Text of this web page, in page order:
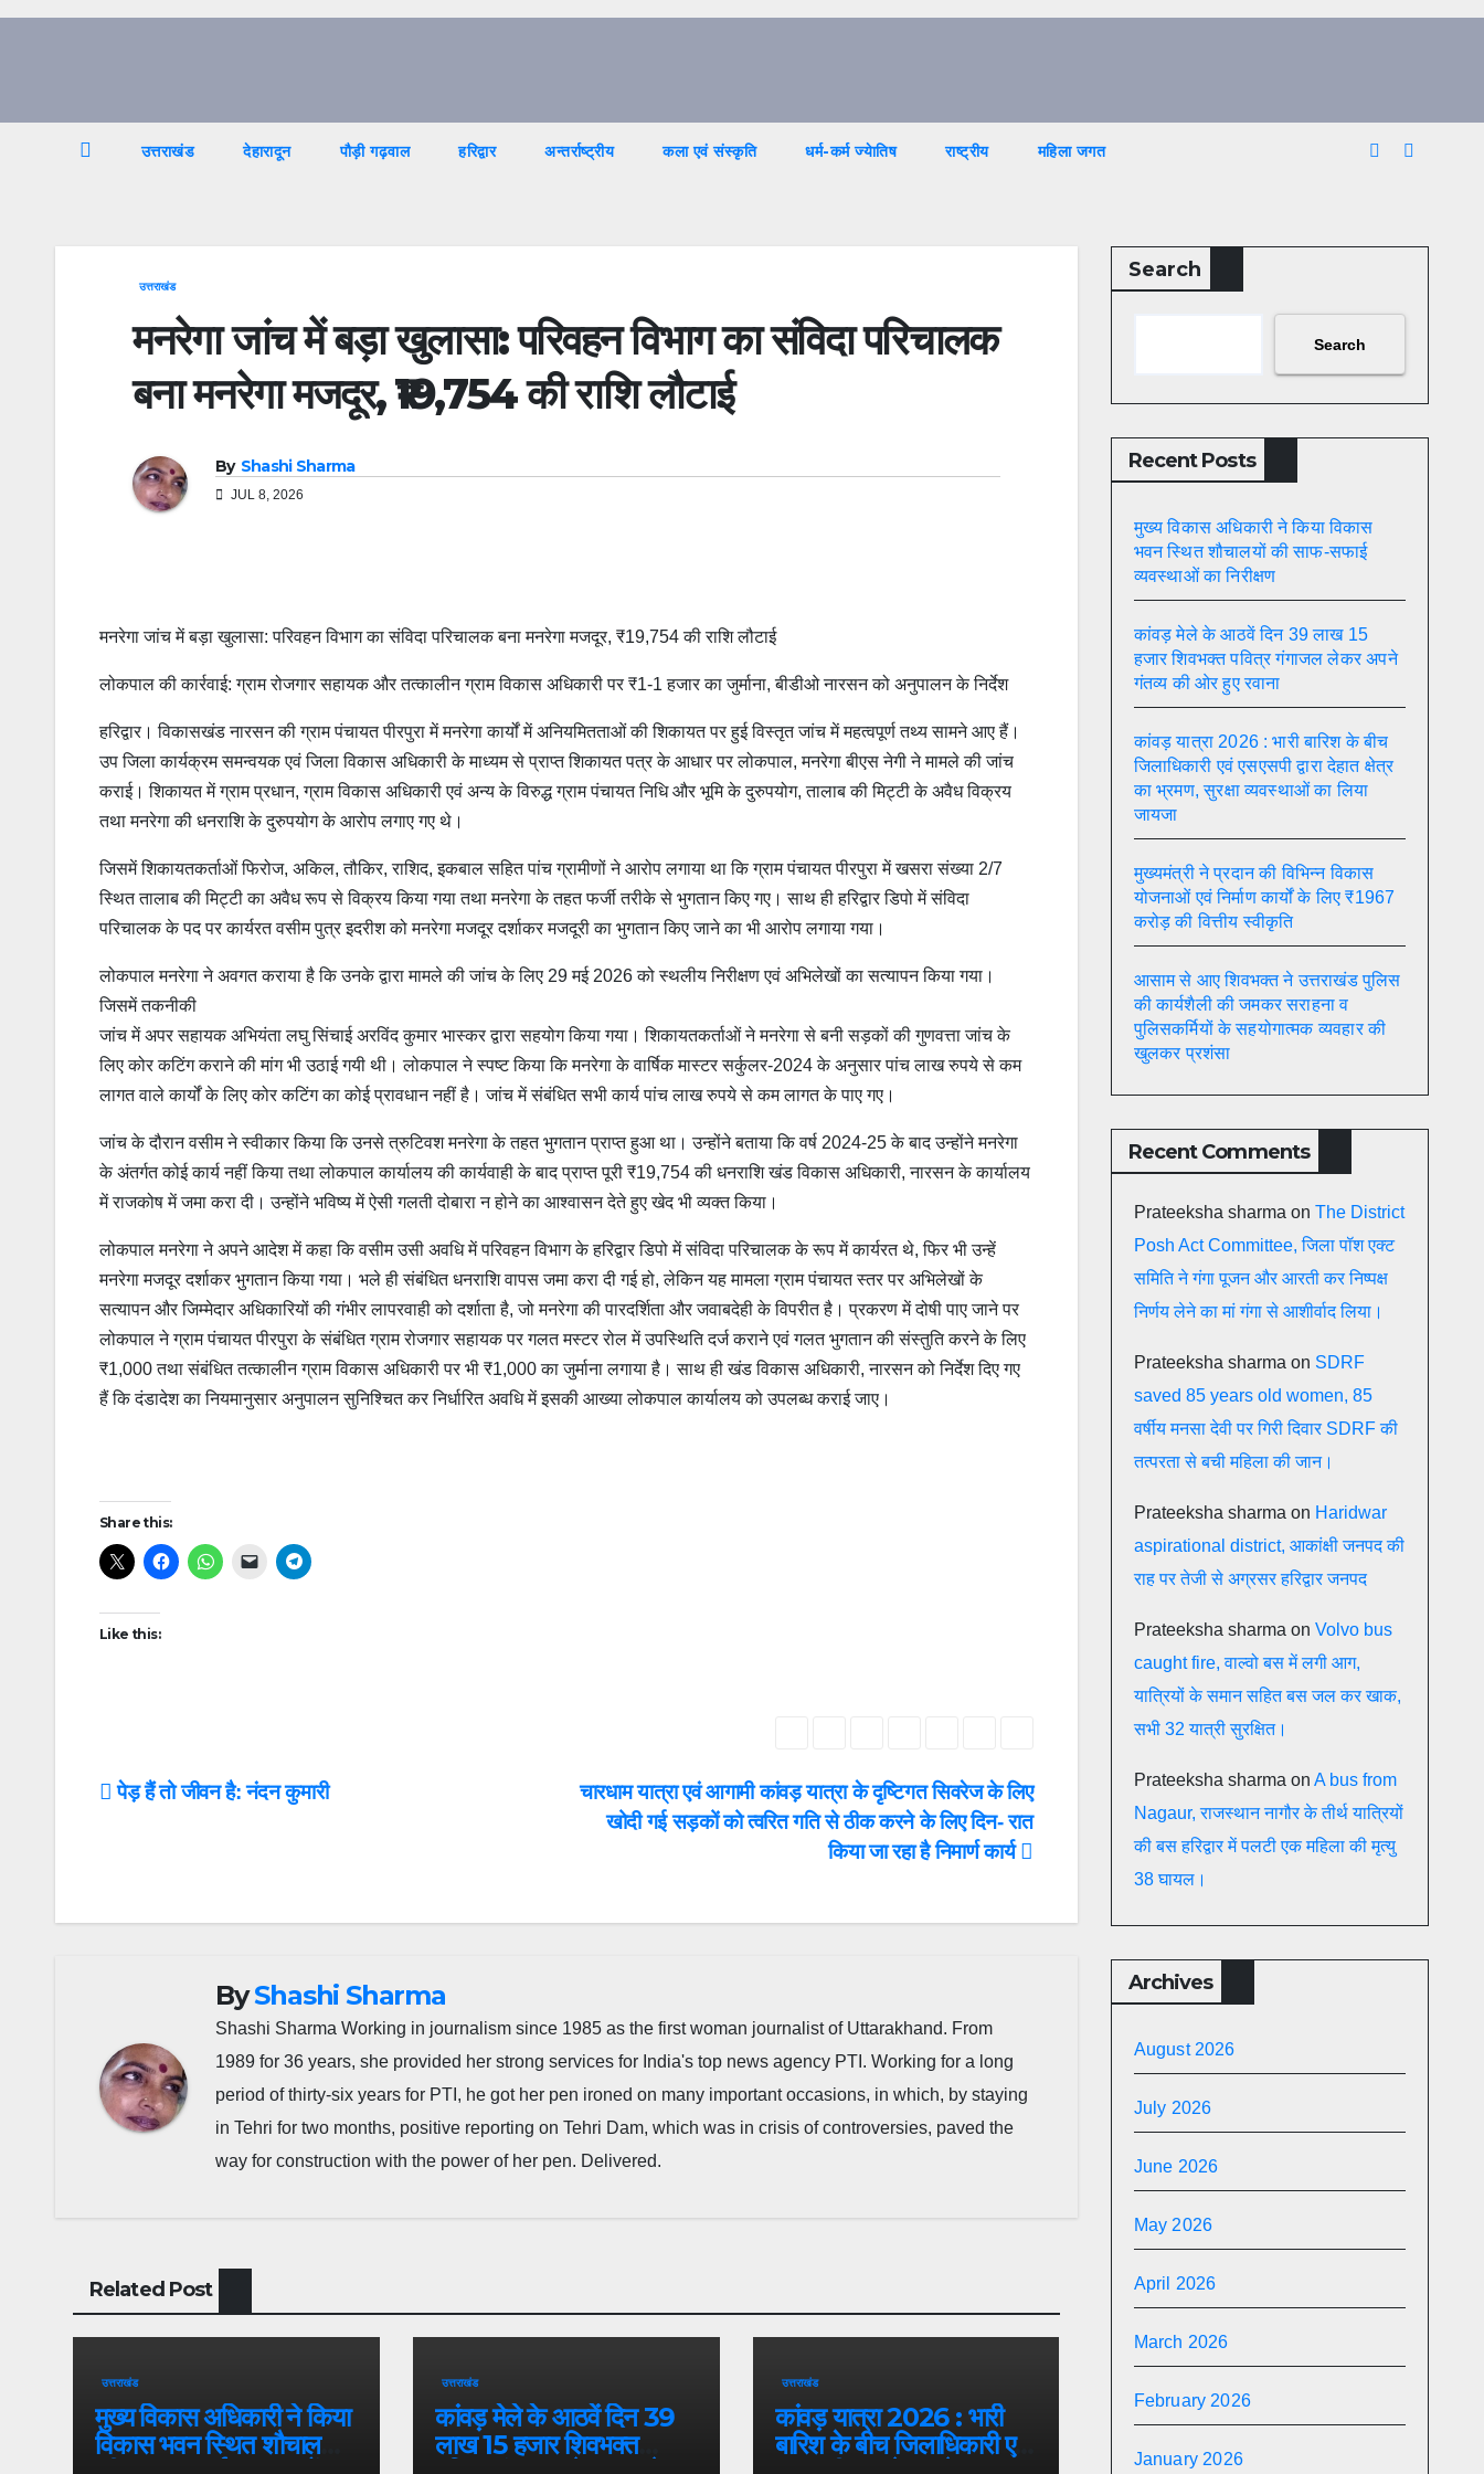
Skip
उत्तराखंड देहारादून पौड़ी गढ़वाल हरिद्वार अन्तर्राष्ट्रीय कला एवं संस्कृति धर्म-कर्म ज्येातिष राष्ट्रीय महिला जगत
उत्तराखंड
मनरेगा जांच में बड़ा खुलासा: परिवहन विभाग का संविदा परिचालक
बना मनरेगा मजदूर, ₹19,754 की राशि लौटाई
By Shashi Sharma
JUL 8, 2026
मनरेगा जांच में बड़ा खुलासा: परिवहन विभाग का संविदा परिचालक बना मनरेगा मजदूर, ₹19,754 की राशि लौटाई
लोकपाल की कार्रवाई: ग्राम रोजगार सहायक और तत्कालीन ग्राम विकास अधिकारी पर ₹1-1 हजार का जुर्माना, बीडीओ नारसन को अनुपालन के निर्देश
हरिद्वार। विकासखंड नारसन की ग्राम पंचायत पीरपुरा में मनरेगा कार्यों में अनियमितताओं की शिकायत पर हुई विस्तृत जांच में महत्वपूर्ण तथ्य सामने आए हैं।
उप जिला कार्यक्रम समन्वयक एवं जिला विकास अधिकारी के माध्यम से प्राप्त शिकायत पत्र के आधार पर लोकपाल, मनरेगा बीएस नेगी ने मामले की जांच
कराई। शिकायत में ग्राम प्रधान, ग्राम विकास अधिकारी एवं अन्य के विरुद्ध ग्राम पंचायत निधि और भूमि के दुरुपयोग, तालाब की मिट्टी के अवैध विक्रय
तथा मनरेगा की धनराशि के दुरुपयोग के आरोप लगाए गए थे।
जिसमें शिकायतकर्ताओं फिरोज, अकिल, तौकिर, राशिद, इकबाल सहित पांच ग्रामीणों ने आरोप लगाया था कि ग्राम पंचायत पीरपुरा में खसरा संख्या 2/7
स्थित तालाब की मिट्टी का अवैध रूप से विक्रय किया गया तथा मनरेगा के तहत फर्जी तरीके से भुगतान किए गए। साथ ही हरिद्वार डिपो में संविदा
परिचालक के पद पर कार्यरत वसीम पुत्र इदरीश को मनरेगा मजदूर दर्शाकर मजदूरी का भुगतान किए जाने का भी आरोप लगाया गया।
लोकपाल मनरेगा ने अवगत कराया है कि उनके द्वारा मामले की जांच के लिए 29 मई 2026 को स्थलीय निरीक्षण एवं अभिलेखों का सत्यापन किया गया।
जिसमें तकनीकी
जांच में अपर सहायक अभियंता लघु सिंचाई अरविंद कुमार भास्कर द्वारा सहयोग किया गया। शिकायतकर्ताओं ने मनरेगा से बनी सड़कों की गुणवत्ता जांच के
लिए कोर कटिंग कराने की मांग भी उठाई गयी थी। लोकपाल ने स्पष्ट किया कि मनरेगा के वार्षिक मास्टर सर्कुलर-2024 के अनुसार पांच लाख रुपये से कम
लागत वाले कार्यों के लिए कोर कटिंग का कोई प्रावधान नहीं है। जांच में संबंधित सभी कार्य पांच लाख रुपये से कम लागत के पाए गए।
जांच के दौरान वसीम ने स्वीकार किया कि उनसे त्रुटिवश मनरेगा के तहत भुगतान प्राप्त हुआ था। उन्होंने बताया कि वर्ष 2024-25 के बाद उन्होंने मनरेगा
के अंतर्गत कोई कार्य नहीं किया तथा लोकपाल कार्यालय की कार्यवाही के बाद प्राप्त पूरी ₹19,754 की धनराशि खंड विकास अधिकारी, नारसन के कार्यालय
में राजकोष में जमा करा दी। उन्होंने भविष्य में ऐसी गलती दोबारा न होने का आश्वासन देते हुए खेद भी व्यक्त किया।
लोकपाल मनरेगा ने अपने आदेश में कहा कि वसीम उसी अवधि में परिवहन विभाग के हरिद्वार डिपो में संविदा परिचालक के रूप में कार्यरत थे, फिर भी उन्हें
मनरेगा मजदूर दर्शाकर भुगतान किया गया। भले ही संबंधित धनराशि वापस जमा करा दी गई हो, लेकिन यह मामला ग्राम पंचायत स्तर पर अभिलेखों के
सत्यापन और जिम्मेदार अधिकारियों की गंभीर लापरवाही को दर्शाता है, जो मनरेगा की पारदर्शिता और जवाबदेही के विपरीत है। प्रकरण में दोषी पाए जाने पर
लोकपाल ने ग्राम पंचायत पीरपुरा के संबंधित ग्राम रोजगार सहायक पर गलत मस्टर रोल में उपस्थिति दर्ज कराने एवं गलत भुगतान की संस्तुति करने के लिए
₹1,000 तथा संबंधित तत्कालीन ग्राम विकास अधिकारी पर भी ₹1,000 का जुर्माना लगाया है। साथ ही खंड विकास अधिकारी, नारसन को निर्देश दिए गए
हैं कि दंडादेश का नियमानुसार अनुपालन सुनिश्चित कर निर्धारित अवधि में इसकी आख्या लोकपाल कार्यालय को उपलब्ध कराई जाए।
Post
navigation
Share this:
Like this:
Post
चारधाम यात्रा एवं आगामी कांवड़ यात्रा के दृष्टिगत सिवरेज के लिए
खोदी गई सड़कों को त्वरित गति से ठीक करने के लिए दिन- रात
किया जा रहा है निमार्ण कार्य
पेड़ हैं तो जीवन है: नंदन कुमारी
ByShashi Sharma
Shashi Sharma Working in journalism since 1985 as the first woman journalist of Uttarakhand. From
1989 for 36 years, she provided her strong services for India's top news agency PTI. Working for a long
period of thirty-six years for PTI, he got her pen ironed on many important occasions, in which, by staying
in Tehri for two months, positive reporting on Tehri Dam, which was in crisis of controversies, paved the
way for construction with the power of her pen. Delivered.
Related Post
उत्तराखंड
मुख्य विकास अधिकारी ने किया
विकास भवन स्थित शौचालयों
उत्तराखंड
कांवड़ मेले के आठवें दिन 39
लाख 15 हजार शिवभक्त
उत्तराखंड
कांवड़ यात्रा 2026 : भारी
बारिश के बीच जिलाधिकारी एवं
Search
Search
Recent Posts
मुख्य विकास अधिकारी ने किया विकास
भवन स्थित शौचालयों की साफ-सफाई
व्यवस्थाओं का निरीक्षण
कांवड़ मेले के आठवें दिन 39 लाख 15
हजार शिवभक्त पवित्र गंगाजल लेकर अपने
गंतव्य की ओर हुए रवाना
कांवड़ यात्रा 2026 : भारी बारिश के बीच
जिलाधिकारी एवं एसएसपी द्वारा देहात क्षेत्र
का भ्रमण, सुरक्षा व्यवस्थाओं का लिया
जायजा
मुख्यमंत्री ने प्रदान की विभिन्न विकास
योजनाओं एवं निर्माण कार्यों के लिए ₹1967
करोड़ की वित्तीय स्वीकृति
आसाम से आए शिवभक्त ने उत्तराखंड पुलिस
की कार्यशैली की जमकर सराहना व
पुलिसकर्मियों के सहयोगात्मक व्यवहार की
खुलकर प्रशंसा
Recent Comments
Prateeksha sharma on The District
Posh Act Committee, जिला पॉश एक्ट
समिति ने गंगा पूजन और आरती कर निष्पक्ष
निर्णय लेने का मां गंगा से आशीर्वाद लिया।
Prateeksha sharma on SDRF
saved 85 years old women, 85
वर्षीय मनसा देवी पर गिरी दिवार SDRF की
तत्परता से बची महिला की जान।
Prateeksha sharma on Haridwar
aspirational district, आकांक्षी जनपद की
राह पर तेजी से अग्रसर हरिद्वार जनपद
Prateeksha sharma on Volvo bus
caught fire, वाल्वो बस में लगी आग,
यात्रियों के समान सहित बस जल कर खाक,
सभी 32 यात्री सुरक्षित।
Prateeksha sharma on A bus from
Nagaur, राजस्थान नागौर के तीर्थ यात्रियों
की बस हरिद्वार में पलटी एक महिला की मृत्यु
38 घायल।
Archives
August 2026
July 2026
June 2026
May 2026
April 2026
March 2026
February 2026
January 2026